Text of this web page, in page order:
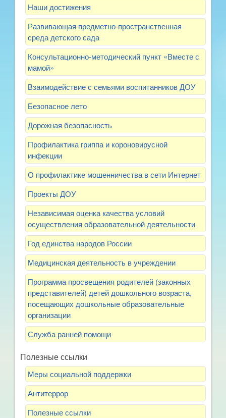
Наши достижения
Развивающая предметно-пространственная
среда детского сада
Консультационно-методический пункт «Вместе с
мамой»
Взаимодействие с семьями воспитанников ДОУ
Безопасное лето
Дорожная безопасность
Профилактика гриппа и короновирусной
инфекции
О профилактике мошенничества в сети Интернет
Проекты ДОУ
Независимая оценка качества условий
осуществления образовательной деятельности
Год единства народов России
Медицинская деятельность в учреждении
Программа просвещения родителей (законных
представителей) детей дошкольного возраста,
посещающих дошкольные образовательные
организации
Служба ранней помощи
Полезные ссылки
Меры социальной поддержки
Антитеррор
Полезные ссылки